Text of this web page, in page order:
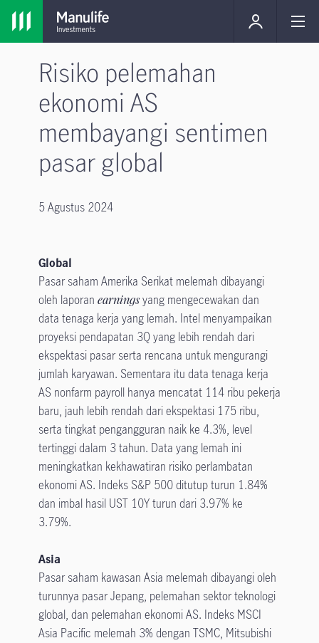
Risiko pelemahan
ekonomi AS
membayangi sentimen
pasar global
5 Agustus 2024
Global
Pasar saham Amerika Serikat melemah dibayangi
oleh laporan earningsyang mengecewakan dan
data tenaga kerja yang lemah. Intel menyampaikan
proyeksi pendapatan 3Q yang lebih rendah dari
ekspektasi pasar serta rencana untuk mengurangi
jumlah karyawan. Sementara itu data tenaga kerja
AS nonfarm payroll hanya mencatat 114 ribu pekerja
baru, jauh lebih rendah dari ekspektasi 175 ribu,
serta tingkat pengangguran naik ke 4.3%, level
tertinggi dalam 3 tahun. Data yang lemah ini
meningkatkan kekhawatiran risiko perlambatan
ekonomi AS. Indeks S&P 500 ditutup turun 1.84%
dan imbal hasil UST 10Y turun dari 3.97% ke
3.79%.
Asia
Pasar saham kawasan Asia melemah dibayangi oleh
turunnya pasar Jepang, pelemahan sektor teknologi
global, dan pelemahan ekonomi AS. Indeks MSCI
Asia Pacific melemah 3% dengan TSMC, Mitsubishi